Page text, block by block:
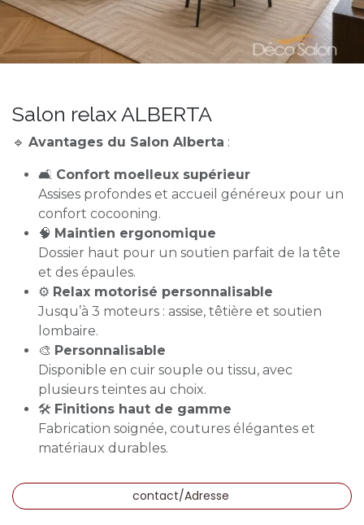
Salon relax ALBERTA
🔹 Avantages du Salon Alberta :
🛋️ Confort moelleux supérieur
Assises profondes et accueil généreux pour un
confort cocooning.
🧠 Maintien ergonomique
Dossier haut pour un soutien parfait de la tête
et des épaules.
⚙️ Relax motorisé personnalisable
Jusqu’à 3 moteurs : assise, têtière et soutien
lombaire.
🎨 Personnalisable
Disponible en cuir souple ou tissu, avec
plusieurs teintes au choix.
🛠️ Finitions haut de gamme
Fabrication soignée, coutures élégantes et
matériaux durables.
contact/Adresse